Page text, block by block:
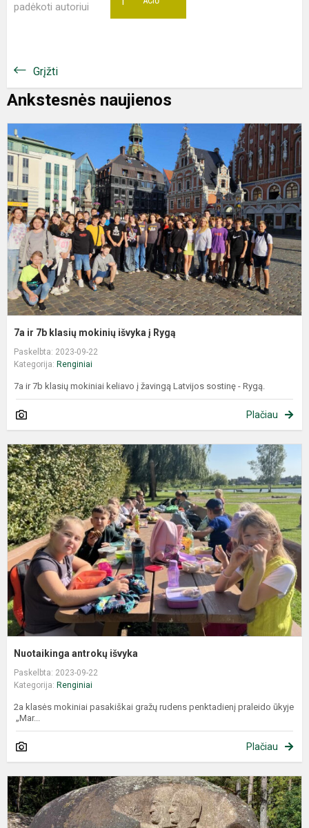
padėkoti autoriui
Grįžti
Ankstesnės naujienos
7a ir 7b klasių mokinių išvyka į Rygą
Paskelbta: 2023-09-22
Kategorija: Renginiai
7a ir 7b klasių mokiniai keliavo į žavingą Latvijos sostinę - Rygą.
Plačiau
Nuotaikinga antrokų išvyka
Paskelbta: 2023-09-22
Kategorija: Renginiai
2a klasės mokiniai pasakiškai gražų rudens penktadienį praleido ūkyje
„Mar...
Plačiau